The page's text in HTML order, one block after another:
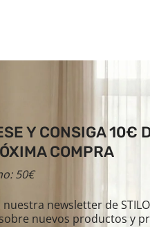
Y CONSIGA 10€
COMPRA
50€
nuestra newsletter de
nuevos productos y